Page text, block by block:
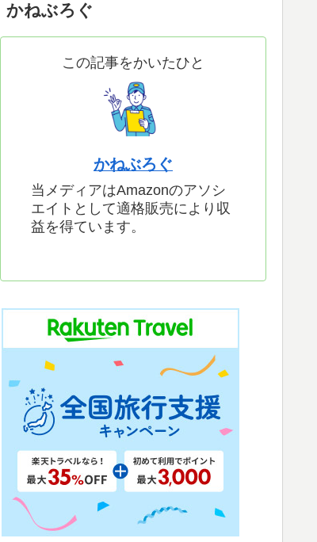
かねぶろぐ
この記事をかいたひと
かねぶろぐ
当メディアはAmazonのアソシ
エイトとして適格販売により収
益を得ています。